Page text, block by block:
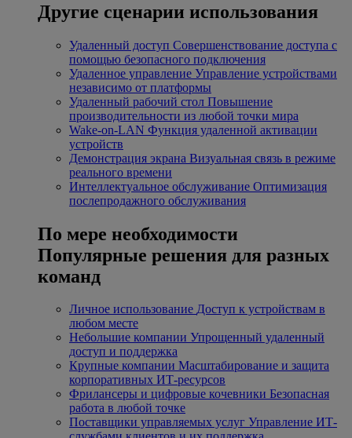
Другие сценарии использования
Удаленный доступ Совершенствование доступа с
помощью безопасного подключения
Удаленное управление Управление устройствами
независимо от платформы
Удаленный рабочий стол Повышение
производительности из любой точки мира
Wake-on-LAN Функция удаленной активации
устройств
Демонстрация экрана Визуальная связь в режиме
реального времени
Интеллектуальное обслуживание Оптимизация
послепродажного обслуживания
По мере необходимости
Популярные решения для разных
команд
Личное использование Доступ к устройствам в
любом месте
Небольшие компании Упрощенный удаленный
доступ и поддержка
Крупные компании Масштабирование и защита
корпоративных ИТ-ресурсов
Фрилансеры и цифровые кочевники Безопасная
работа в любой точке
Поставщики управляемых услуг Управление ИТ-